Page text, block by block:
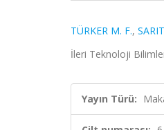
TÜRKER M. F.,
İleri Teknoloji
Yayın Türü: